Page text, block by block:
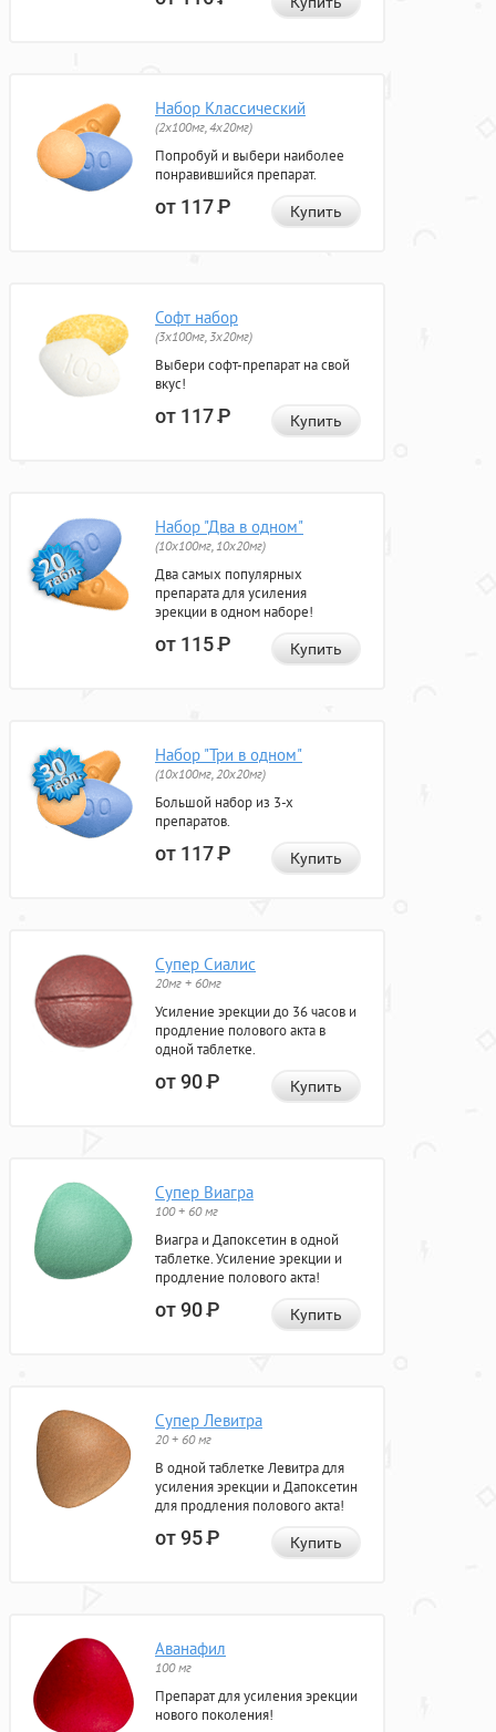
Набор Классический
(2x100мг, 4x20мг)
Попробуй и выбери наиболее
понравившийся препарат.
от 117Р Купить
Софт набор
(3x100мг, 3x20мг)
Выбери софт-препарат на свой
вкус!
от 117Р Купить
Набор "Два в одном"
(10x100мг, 10x20мг)
Два самых популярных
препарата для усиления
эрекции в одном наборе!
от 115Р Купить
Набор "Три в одном"
(10x100мг, 20x20мг)
Большой набор из 3-х
препаратов.
от 117Р Купить
Супер Сиалис
20мг + 60мг
Усиление эрекции до 36 часов и
продление полового акта в
одной таблетке.
от 90Р Купить
Супер Виагра
100 + 60 мг
Виагра и Дапоксетин в одной
таблетке. Усиление эрекции и
продление полового акта!
от 90Р Купить
Супер Левитра
20 + 60 мг
В одной таблетке Левитра для
усиления эрекции и Дапоксетин
для продления полового акта!
от 95Р Купить
Аванафил
100 мг
Препарат для усиления эрекции
нового поколения!